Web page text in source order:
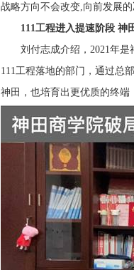
战略方向不会改变,向前发展的
111工程进入提速阶段 神
刘付志成介绍，2021年是神
111工程落地的部门，通过总
神田，也培育出更优质的终端